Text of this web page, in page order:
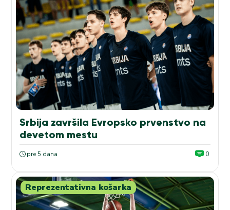
Srbija završila Evropsko prvenstvo na
devetom mestu
pre 5 dana 0
Reprezentativna košarka